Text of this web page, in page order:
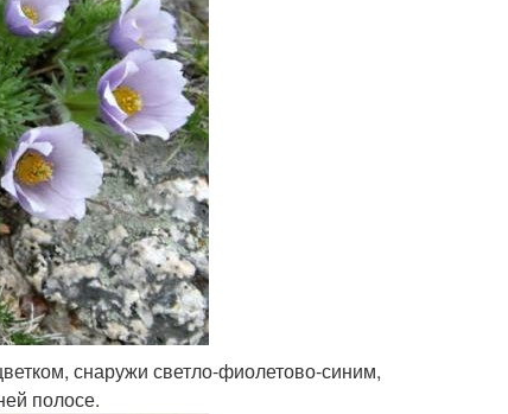
снаружи светло-фиолетово-синим,
полосе.